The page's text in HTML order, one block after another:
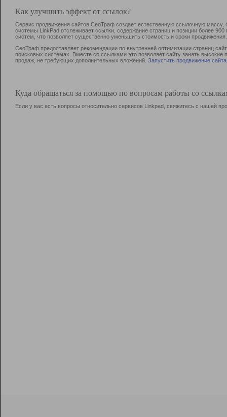
Как улучшить эффект от ссылок?
Сервис продвижения сайтов СеоТраф создает естественную ссылочную
системы LinkPad отслеживает ссылки, содержание страниц и позиции более
систем, что позволяет существенно уменьшить стоимость и сроки продвижения.
СеоТраф предоставляет рекомендации по внутренней оптимизации страниц
поисковых системах. Вместе со ссылками это позволяет сайту занять
продаж, не требующих дополнительных вложений. Запустить продвижение сайта
Куда обращаться за помощью по вопросам работы со
Если у вас есть вопросы относительно сервисов Linkpad, свяжитесь с нашей